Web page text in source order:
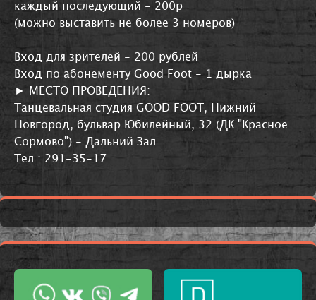
каждый последующий - 200р
(можно выставить не более 3 номеров)
Вход для зрителей - 200 рублей
Вход по абонементу Good Foot - 1 дырка
► МЕСТО ПРОВЕДЕНИЯ:
Танцевальная студия GOOD FOOT, Нижний
Новгород, бульвар Юбилейный, 32 (ДК "Красное
Сормово") - Дальний Зал
Тел.: 291-35-17